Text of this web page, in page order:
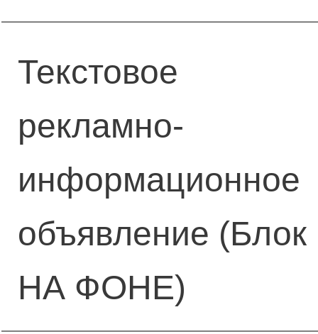
Текстовое
рекламно-
информационное
объявление (Блок
НА ФОНЕ)